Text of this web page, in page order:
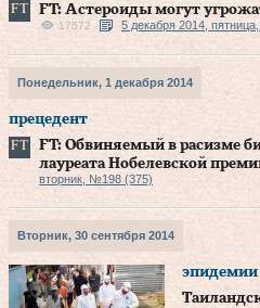
FT: Астероиды могут
17572 5 декабря 2014,
Понедельник, 1 декабря 2014
прецедент
FT: Обвиняемый в расизме
лауреата Нобелевской
вторник, №198 (375)
Вторник, 30 сентября 2014
эпидемии